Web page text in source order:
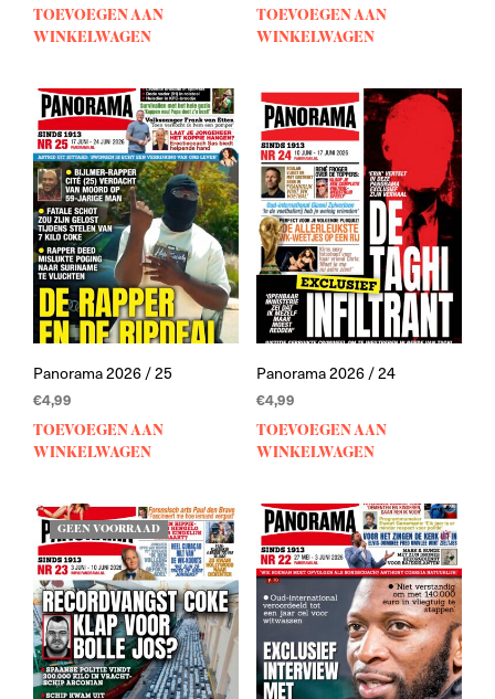
TOEVOEGEN AAN
WINKELWAGEN
TOEVOEGEN AAN
WINKELWAGEN
Panorama 2026 / 25
€4,99
TOEVOEGEN AAN
WINKELWAGEN
Panorama 2026 / 24
€4,99
TOEVOEGEN AAN
WINKELWAGEN
GEEN VOORRAAD